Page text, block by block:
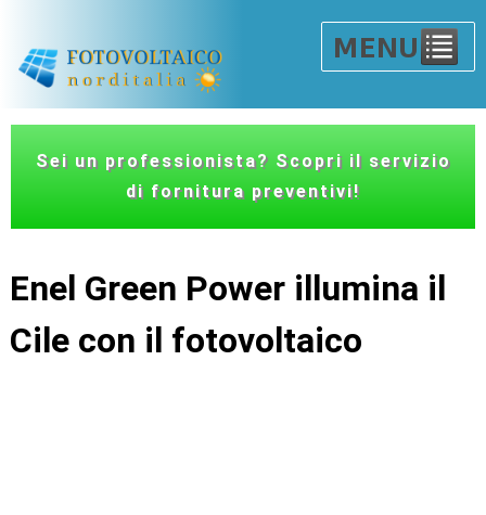
Sei un professionista? Scopri il servizio
di fornitura preventivi!
Enel Green Power illumina il
Cile con il fotovoltaico